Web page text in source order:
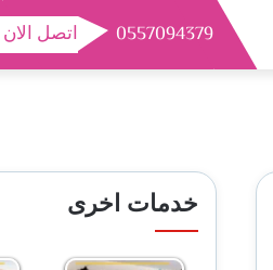
0557094379 اتصل الان
خدمات اخرى